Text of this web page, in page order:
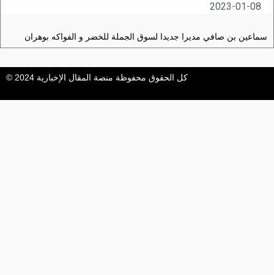
2023-01-08
سماعين بن صافي مديرا جديدا لسوق الجملة للخضر و الفواكه بوهران
كل الحقوق محفوظة منصة المقال الإخبارية 2024 ©